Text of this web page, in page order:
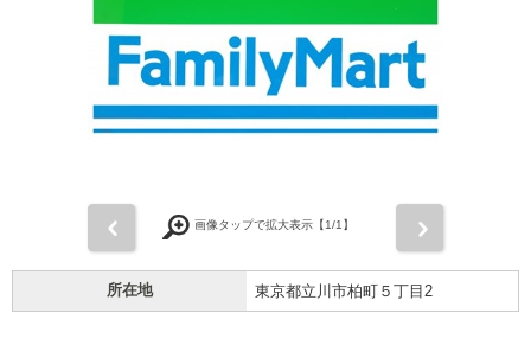
画像タップで拡大表示【1/1】
所在地 東京都立川市柏町５丁目2